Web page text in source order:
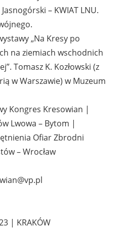
– KWIAT LNU.
„Na Kresy po
na ziemiach wschodnich
Tomasz K. Kozłowski (z
w Warszawie) w Muzeum
Kongres Kresowian |
Lwowa – Bytom |
Ofiar Zbrodni
– Wrocław
| KRAKÓW